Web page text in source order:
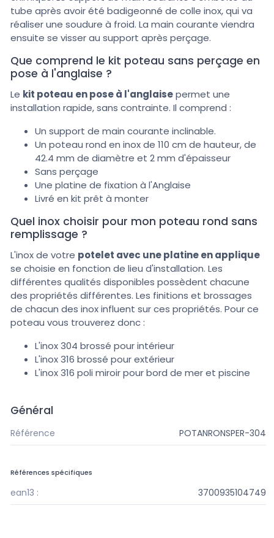
tube après avoir été badigeonné de colle inox, qui va
réaliser une soudure à froid. La main courante viendra
ensuite se visser au support après perçage.
Que comprend le kit poteau sans perçage en
pose à l'anglaise ?
Le kit poteau en pose à l'anglaisepermet une
installation rapide, sans contrainte. Il comprend :
Un support de main courante inclinable.
Un poteau rond en inox de 110 cm de hauteur, de
42.4 mm de diamètre et 2 mm d'épaisseur
Sans perçage
Une platine de fixation à l'Anglaise
Livré en kit prêt à monter
Quel inox choisir pour mon poteau rond sans
remplissage ?
L'inox de votre potelet avec une platine en applique
se choisie en fonction de lieu d'installation. Les
différentes qualités disponibles possèdent chacune
des propriétés différentes. Les finitions et brossages
de chacun des inox influent sur ces propriétés. Pour ce
poteau vous trouverez donc :
L'inox 304 brossé pour intérieur
L'inox 316 brossé pour extérieur
L'inox 316 poli miroir pour bord de mer et piscine
Général
Référence POTANRONSPER-304
Références spécifiques
ean13 : 3700935104749